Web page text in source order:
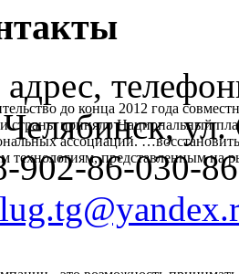
до конца 2012 года
страны приняло Национальный
ассоциаций.
технологиям, представленным на
902-86-030-86